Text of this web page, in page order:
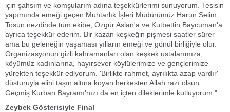
için şahsım ve komşularım adına teşekkürlerimi sunuyorum. Tesisin
yapımında emeği geçen Muhtarlık İşleri Müdürümüz Harun Selim
Tosun nezdinde tüm ekibe, Özgür Aslan'a ve Kutbettin Baycuman'a
ayrıca teşekkür ederim. Bir kazan keşkeğin pişmesi saatler sürer
ama bu geleneğin yaşaması yılların emeği ve gönül birliğiyle olur.
Organizasyonun gizli kahramanları olan keşkek ustalarımıza,
köyümüz kadınlarına, hayırsever köylülerimize ve gençlerimize
yürekten teşekkür ediyorum. 'Birlikte rahmet, ayrılıkta azap vardır'
düsturuyla elini taşın altına koyan herkesten Allah razı olsun.
Geçmiş Kurban Bayramı'nızı da en içten dileklerimle kutluyorum."
Zeybek Gösterisiyle Final